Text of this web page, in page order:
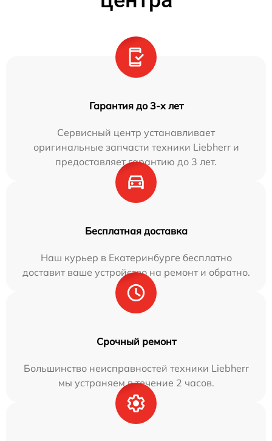
Гарантия до 3-х лет
Сервисный центр устанавливает
оригинальные запчасти техники Liebherr и
предоставляет гарантию до 3 лет.
Бесплатная доставка
Наш курьер в Екатеринбурге бесплатно
доставит ваше устройство на ремонт и обратно.
Срочный ремонт
Большинство неисправностей техники Liebherr
мы устраняем в течение 2 часов.